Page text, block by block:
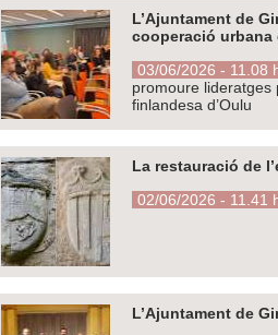
L’Ajuntament de
cooperació urbana
03/06/2026 - 11.08
promoure lideratges
finlandesa d’Oulu
La restauració de
02/06/2026 - 11.41
L’Ajuntament de